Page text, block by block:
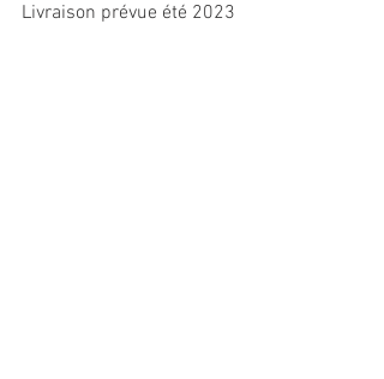
Livraison prévue été 2023